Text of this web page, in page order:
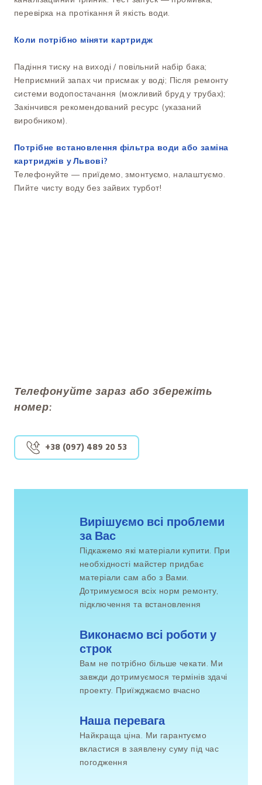
перевірка на протікання й якість води.
Коли потрібно міняти картридж
Падіння тиску на виході / повільний набір бака;
Неприємний запах чи присмак у воді; Після ремонту
системи водопостачання (можливий бруд у трубах);
Закінчився рекомендований ресурс (указаний
виробником).
Потрібне встановлення фільтра води або заміна
картриджів у Львові?
Телефонуйте — приїдемо, змонтуємо, налаштуємо.
Пийте чисту воду без зайвих турбот!
Телефонуйте зараз або збережіть
номер:
+38 (097) 489 20 53
Вирішуємо всі проблеми
за Вас
Підкажемо які матеріали купити. При
необхідності майстер придбає
матеріали сам або з Вами.
Дотримуємося всіх норм ремонту,
підключення та встановлення
Виконаємо всі роботи у
строк
Вам не потрібно більше чекати. Ми
завжди дотримуємося термінів здачі
проекту. Приїжджаємо вчасно
Наша перевага
Найкраща ціна. Ми гарантуємо
вкластися в заявлену суму під час
погодження